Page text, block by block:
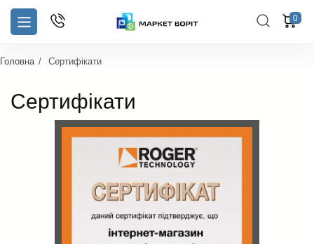
0
Головна Сертифікати
Сертифікати